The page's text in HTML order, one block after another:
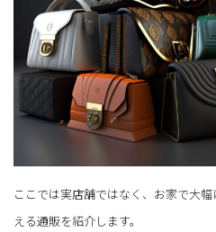
ここでは実店舗ではなく、お家で大
える通販を紹介します。